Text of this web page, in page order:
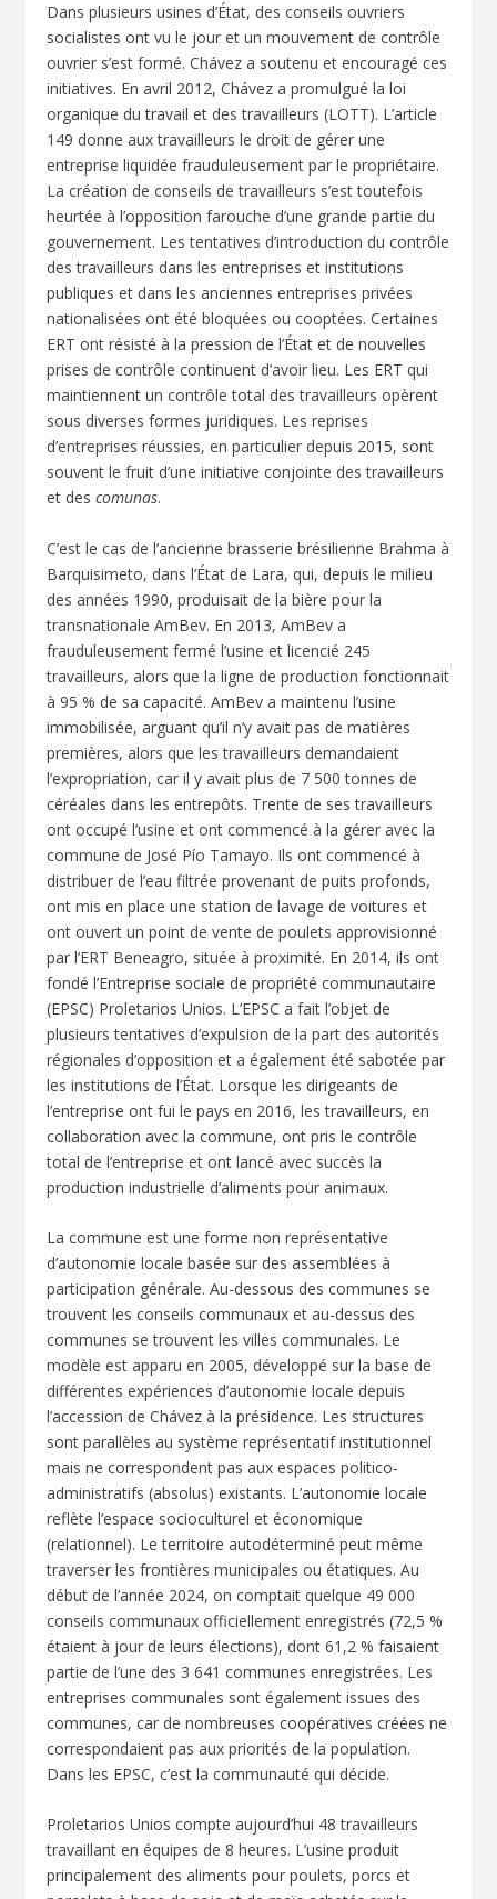
Dans plusieurs usines d’État, des conseils ouvriers
socialistes ont vu le jour et un mouvement de contrôle
ouvrier s’est formé. Chávez a soutenu et encouragé ces
initiatives. En avril 2012, Chávez a promulgué la loi
organique du travail et des travailleurs (LOTT). L’article
149 donne aux travailleurs le droit de gérer une
entreprise liquidée frauduleusement par le propriétaire.
La création de conseils de travailleurs s’est toutefois
heurtée à l’opposition farouche d’une grande partie du
gouvernement. Les tentatives d’introduction du contrôle
des travailleurs dans les entreprises et institutions
publiques et dans les anciennes entreprises privées
nationalisées ont été bloquées ou cooptées. Certaines
ERT ont résisté à la pression de l’État et de nouvelles
prises de contrôle continuent d’avoir lieu. Les ERT qui
maintiennent un contrôle total des travailleurs opèrent
sous diverses formes juridiques. Les reprises
d’entreprises réussies, en particulier depuis 2015, sont
souvent le fruit d’une initiative conjointe des travailleurs
et descomunas.
C’est le cas de l’ancienne brasserie brésilienne Brahma à
Barquisimeto, dans l’État de Lara, qui, depuis le milieu
des années 1990, produisait de la bière pour la
transnationale AmBev. En 2013, AmBev a
frauduleusement fermé l’usine et licencié 245
travailleurs, alors que la ligne de production fonctionnait
à 95 % de sa capacité. AmBev a maintenu l’usine
immobilisée, arguant qu’il n’y avait pas de matières
premières, alors que les travailleurs demandaient
l’expropriation, car il y avait plus de 7 500 tonnes de
céréales dans les entrepôts. Trente de ses travailleurs
ont occupé l’usine et ont commencé à la gérer avec la
commune de José Pío Tamayo. Ils ont commencé à
distribuer de l’eau filtrée provenant de puits profonds,
ont mis en place une station de lavage de voitures et
ont ouvert un point de vente de poulets approvisionné
par l’ERT Beneagro, située à proximité. En 2014, ils ont
fondé l’Entreprise sociale de propriété communautaire
(EPSC) Proletarios Unios. L’EPSC a fait l’objet de
plusieurs tentatives d’expulsion de la part des autorités
régionales d’opposition et a également été sabotée par
les institutions de l’État. Lorsque les dirigeants de
l’entreprise ont fui le pays en 2016, les travailleurs, en
collaboration avec la commune, ont pris le contrôle
total de l’entreprise et ont lancé avec succès la
production industrielle d’aliments pour animaux.
La commune est une forme non représentative
d’autonomie locale basée sur des assemblées à
participation générale. Au-dessous des communes se
trouvent les conseils communaux et au-dessus des
communes se trouvent les villes communales. Le
modèle est apparu en 2005, développé sur la base de
différentes expériences d’autonomie locale depuis
l’accession de Chávez à la présidence. Les structures
sont parallèles au système représentatif institutionnel
mais ne correspondent pas aux espaces politico-
administratifs (absolus) existants. L’autonomie locale
reflète l’espace socioculturel et économique
(relationnel). Le territoire autodéterminé peut même
traverser les frontières municipales ou étatiques. Au
début de l’année 2024, on comptait quelque 49 000
conseils communaux officiellement enregistrés (72,5 %
étaient à jour de leurs élections), dont 61,2 % faisaient
partie de l’une des 3 641 communes enregistrées. Les
entreprises communales sont également issues des
communes, car de nombreuses coopératives créées ne
correspondaient pas aux priorités de la population.
Dans les EPSC, c’est la communauté qui décide.
Proletarios Unios compte aujourd’hui 48 travailleurs
travaillant en équipes de 8 heures. L’usine produit
principalement des aliments pour poulets, porcs et